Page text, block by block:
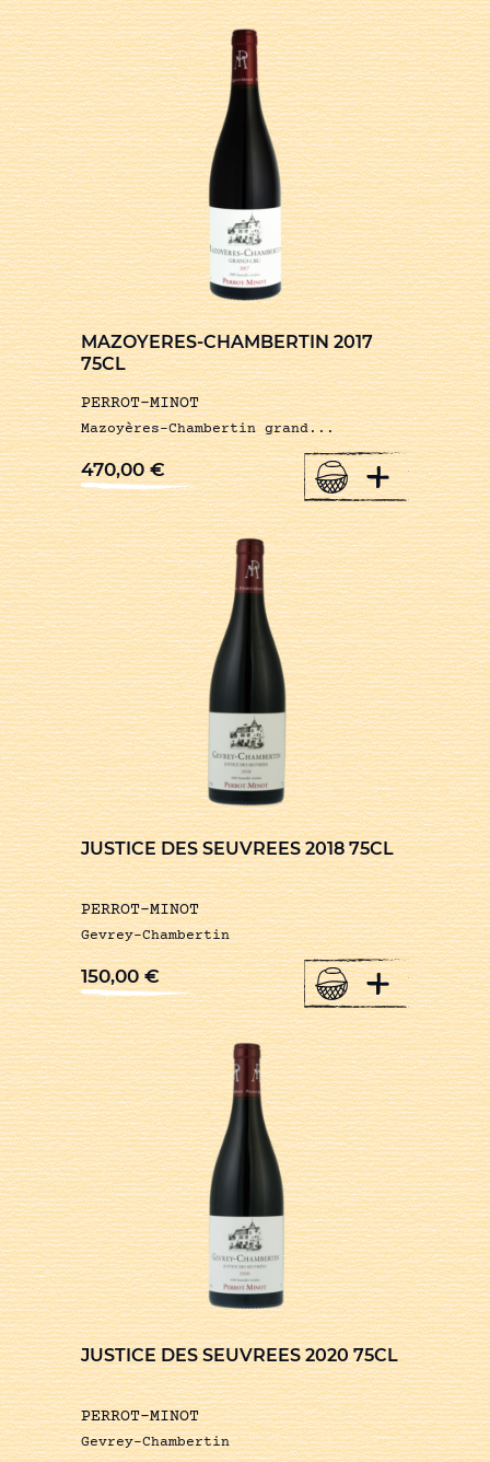
MAZOYERES-CHAMBERTIN 2017
75CL
PERROT-MINOT
Mazoyères-Chambertin grand...
470,00€ +
JUSTICE DES SEUVREES 2018 75CL
PERROT-MINOT
Gevrey-Chambertin
150,00€ +
JUSTICE DES SEUVREES 2020 75CL
PERROT-MINOT
Gevrey-Chambertin